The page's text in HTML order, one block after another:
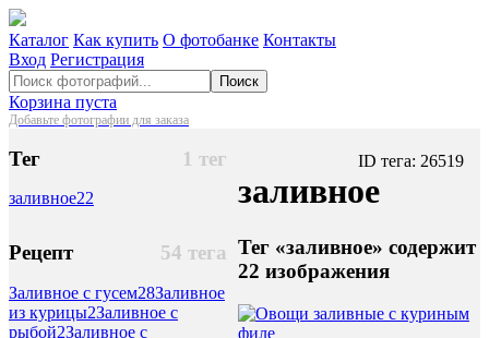
Каталог Как купить О фотобанке Контакты
Вход Регистрация
Поиск
Корзина пуста
Добавьте фотографии для заказа
1 тег
Тег
заливное22
54 тега
Рецепт
Заливное с гусем28Заливное
из курицы2Заливное с
рыбой2Заливное с
ID тега: 26519
заливное
Тег «заливное» содержит
22 изображения